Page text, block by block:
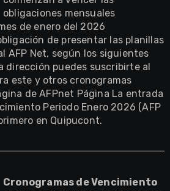
obligaciones mensuales
de enero del 2026
de presentar las planillas
AFP Net, según los siguientes
dirección puedes suscribirte al
este y otros cronogramas
de AFPnet Página La entrada
Periodo Enero 2026 (AFP
en Quipucont.
Cronogramas de Vencimiento